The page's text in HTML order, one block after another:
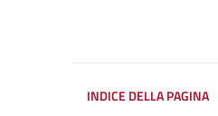
INDICE DELLA PAGINA